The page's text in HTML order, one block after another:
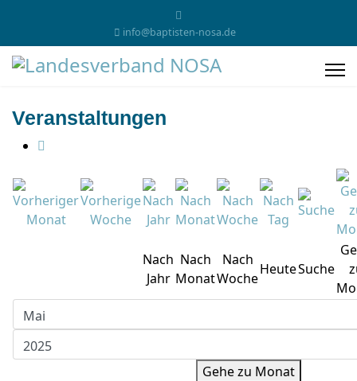
info@baptisten-nosa.de
Veranstaltungen
Nach
Jahr
Nach
Monat
Nach
Woche
HeuteSuche
Gehe zu Monat